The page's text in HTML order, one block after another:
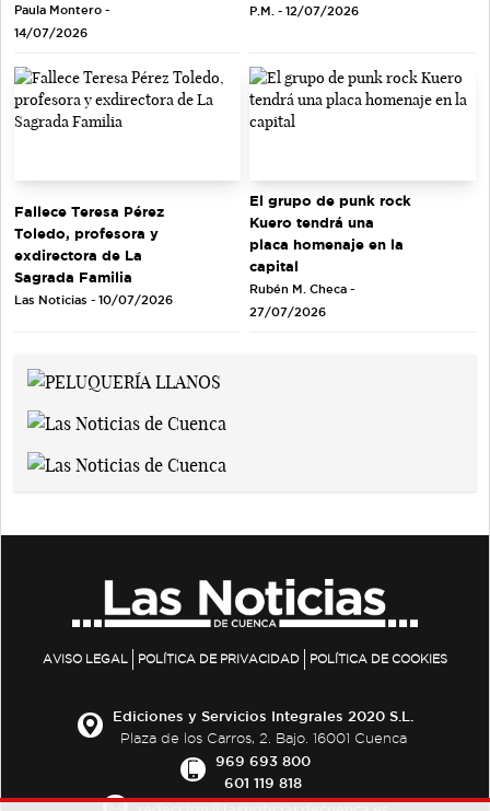
Paula Montero -
14/07/2026
P.M. - 12/07/2026
Fallece Teresa Pérez
Toledo, profesora y
exdirectora de La
Sagrada Familia
Las Noticias - 10/07/2026
El grupo de punk rock
Kuero tendrá una
placa homenaje en la
capital
Rubén M. Checa -
27/07/2026
AVISO LEGAL POLÍTICA DE PRIVACIDAD POLÍTICA DE COOKIES
Ediciones y Servicios Integrales 2020 S.L.
Plaza de los Carros, 2. Bajo. 16001 Cuenca
969 693 800
601 119 818